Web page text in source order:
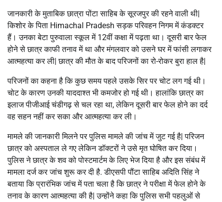
जानकारी के मुताबिक छात्रा पोंटा साहिब के सूरजपुर की रहने वाली थी|
किशोर के पिता Himachal Pradesh सड़क परिवहन निगम में कंडक्टर
हैं। उनका बेटा पुरुवाला स्कूल में 12वीं कक्षा में पढ़ता था। दूसरी बार फेल
होने से छात्र काफी तनाव में था और मंगलवार को उसने घर में फांसी लगाकर
आत्महत्या कर ली| छात्र की मौत के बाद परिजनों का रो-रोकर बुरा हाल है|
परिजनों का कहना है कि कुछ समय पहले उसके सिर पर चोट लग गई थी।
चोट के कारण उनकी याददाश्त भी कमजोर हो गई थी। हालांकि छात्र का
इलाज पीजीआई चंडीगढ़ से चल रहा था, लेकिन दूसरी बार फेल होने का दर्द
वह सहन नहीं कर सका और आत्महत्या कर ली।
मामले की जानकारी मिलने पर पुलिस मामले की जांच में जुट गई है| परिजन
छात्र को अस्पताल ले गए लेकिन डॉक्टरों ने उसे मृत घोषित कर दिया।
पुलिस ने छात्र के शव को पोस्टमार्टम के लिए भेज दिया है और इस संबंध में
मामला दर्ज कर जांच शुरू कर दी है. डीएसपी पौंटा साहिब अदिति सिंह ने
बताया कि प्रारंभिक जांच में पता चला है कि छात्र ने परीक्षा में फेल होने के
तनाव के कारण आत्महत्या की है| उन्होंने कहा कि पुलिस सभी पहलुओं से